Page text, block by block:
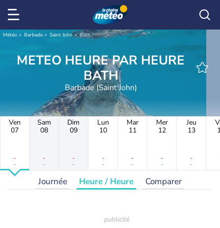
Météo Barbade Saint John Bath
METEO HEURE PAR HEURE
BATH
Barbade (Saint John)
Ven
07
-
-
Sam
08
-
-
Dim
09
-
-
Lun
10
-
-
Mar
11
-
-
Mer
12
-
-
Jeu
13
-
-
Journée Heure / Heure Comparer